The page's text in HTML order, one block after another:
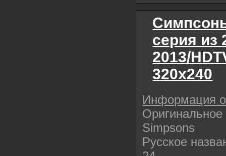
серия из
2013/
320х240
Информация
Simpsons
Русское